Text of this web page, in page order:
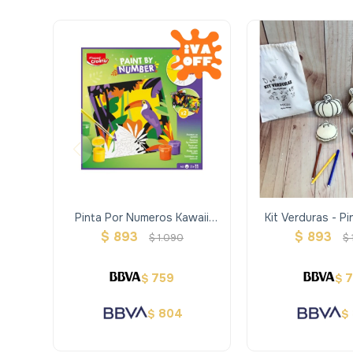
Pinta Por Numeros Kawaii
Sweet- Maped Creativ
$ 893 $1.090
$ 759
$ 804
Kit Verduras -
Volvé A
$ 893 $
$
$